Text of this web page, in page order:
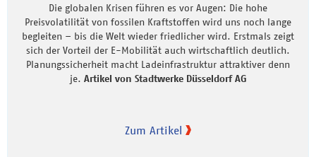
Die globalen Krisen führen es vor Augen: Die hohe
Preisvolatilität von fossilen Kraftstoffen wird uns noch lange
begleiten – bis die Welt wieder friedlicher wird. Erstmals zeigt
sich der Vorteil der E-Mobilität auch wirtschaftlich deutlich.
Planungssicherheit macht Ladeinfrastruktur attraktiver denn
je. Artikel von Stadtwerke Düsseldorf AG
Zum Artikel